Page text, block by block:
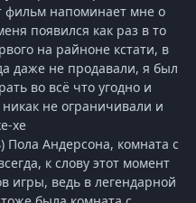
фильм напоминает мне о
появился как раз в то
на райноне кстати, в
даже не продавали, я был
во всё что угодно и
не ограничивали и
хе
Пола Андерсона, комната с
к слову этот момент
игры, ведь в легендарной